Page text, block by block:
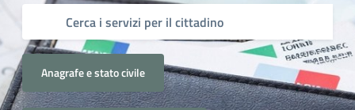
Anagrafe e stato civile